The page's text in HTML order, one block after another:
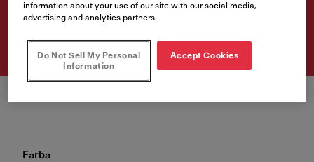
Vyhľadávač predajných
Farba
information about your use of our site with our social media,
advertising and analytics partners.
Do Not Sell My Personal
Information
Accept Cookies